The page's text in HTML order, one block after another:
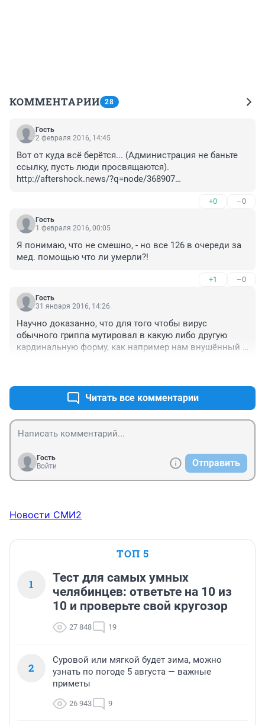
КОММЕНТАРИИ 28
Гость
2 февраля 2016, 14:45
Вот от куда всё берётся... (Администрация не баньте
ссылку, пусть люди просвящаются).
http://aftershock.news/?q=node/368907
+0 –0
Гость
1 февраля 2016, 00:05
Я понимаю, что не смешно, - но все 126 в очереди за
мед. помощью что ли умерли?!
+1 –0
Гость
31 января 2016, 14:26
Научно доказанно, что для того чтобы вирус
обычного гриппа мутировал в какую либо другую
кардинальную форму, как например нам внушённый
3 раза. В начале 2000 была а - типичная пневмония,
потом птичий и затем свиной грипп, что в принципе
невозможно. Не уж то вы не понимаете остатками
своего мозга, что это чистый воды развод и
запугивание населения.
Читать все комментарии
Гость
Войти
Отправить
Новости СМИ2
ТОП 5
1
Тест для самых умных
челябинцев: ответьте на 10 из
10 и проверьте свой кругозор
27 848 19
2
Суровой или мягкой будет зима, можно
узнать по погоде 5 августа — важные
приметы
26 943 9